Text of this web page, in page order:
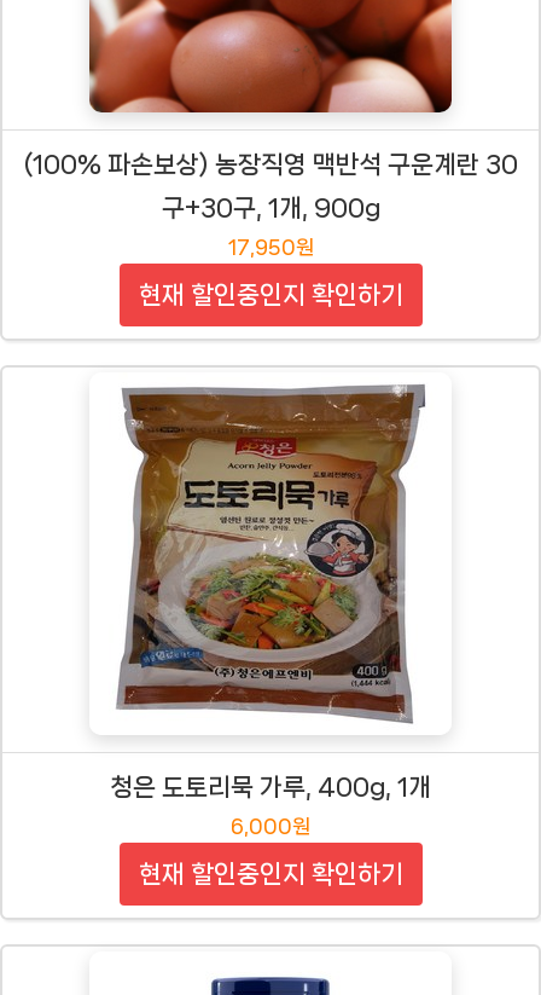
(100% 파손보상) 농장직영 맥반석 구운계란 30
구+30구, 1개, 900g
17,950원
현재 할인중인지 확인하기
청은 도토리묵 가루, 400g, 1개
6,000원
현재 할인중인지 확인하기